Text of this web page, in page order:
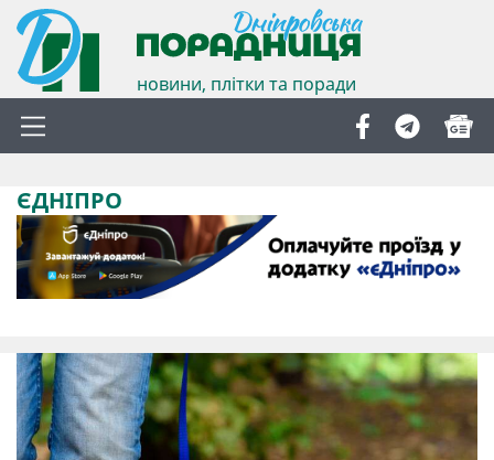
новини, плітки та поради
ЄДНІПРО